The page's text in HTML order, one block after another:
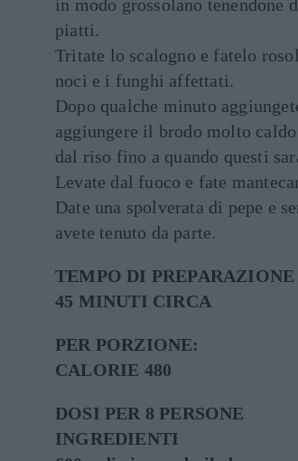
in modo grossolano tenendone
piatti.
Tritate lo scalogno e fatelo
noci e i funghi affettati.
Dopo qualche minuto
aggiungere il brodo molto
dal riso fino a quando questi
Levate dal fuoco e fate
Date una spolverata di pepe e
avete tenuto da parte.
TEMPO DI
45 MINUTI CIRCA
PER PORZIONE:
CALORIE 480
DOSI PER 8 PERSONE
INGREDIENTI